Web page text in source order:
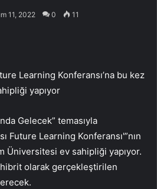
11, 2022 0 11
Learning Konferansı’na bu kez
yapıyor
Gelecek” temasıyla
Future Learning Konferansı'”nın
Üniversitesi ev sahipliği yapıyor.
hibrit olarak gerçekleştirilen